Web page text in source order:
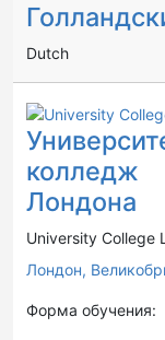
Dutch
колледж
Лондона
University College
Лондон,
Форма обучения: